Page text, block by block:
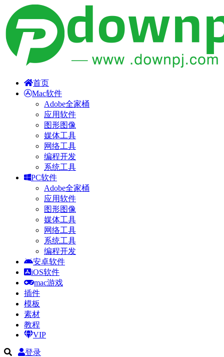
首页
Mac软件
Adobe全家桶
应用软件
图形图像
媒体工具
网络工具
编程开发
系统工具
PC软件
Adobe全家桶
应用软件
图形图像
媒体工具
网络工具
系统工具
编程开发
安卓软件
iOS软件
mac游戏
插件
模板
素材
教程
VIP
登录